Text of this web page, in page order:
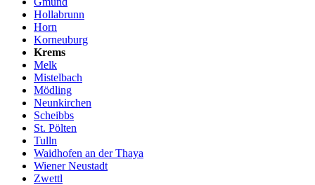
Hollabrunn
Horn
Korneuburg
Krems
Melk
Mistelbach
Mödling
Neunkirchen
Scheibbs
St. Pölten
Tulln
Waidhofen an der Thaya
Wiener Neustadt
Zwettl